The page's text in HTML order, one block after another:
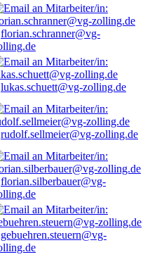
florian.schranner@vg-
lukas.schuett@vg-zolling.de
rudolf.sellmeier@vg-zolling.de
florian.silberbauer@vg-
gebuehren.steuern@vg-